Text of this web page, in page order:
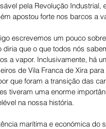
pela Revolução
apostou forte nos barcos a
escrevemos um pouco
diria que o que todos nós
a vapor. Inclusivamente, há
de Vila Franca de Xira
que foram a transição das
tiveram uma enorme
na nossa história.
marítima e económica do